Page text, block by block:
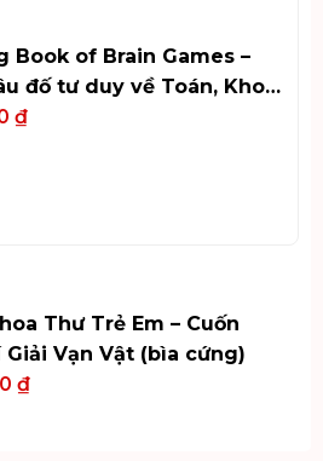
Book of Brain Games –
đố tư duy về Toán, Khoa
thuật
₫
Thư Trẻ Em – Cuốn
Giải Vạn Vật (bìa cứng)
₫